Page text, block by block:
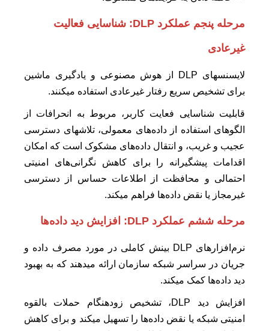
مرحله پنجم عملکرد DLP: شناسایی فعالیت
غیرعادی
لایسنسهای DLP از هوش مصنوعی و یادگیری ماشین
برای تشخیص سریع رفتار غیرعادی استفاده میکنند.
قابلیت شناسایی فعایت کاربر، مربوط به انحرافات از
الگوهای استفاده از داده‌های معمولی، تلاشهای دسترسی
عجیب و غریب، و انتقال داده‌های مشکوک است که امکان
اقدامات پیشگیرانه را برای کاهش نگرانی‌های امنیتی
احتمالی و محافظت از اطلاعات حساس از دسترسی
غیرمجاز یا نقض داده‌ها فراهم میکند.
مرحله ششم عملکرد DLP: افزایش دید داده‌ها
نرم‌افزارهای DLP بینش کاملی در مورد مصرف داده و
جریان در سراسر شبکه سازمان ارائه میدهند که به بهبود
دید داده‌ها کمک میکند.
افزایش دید DLP، تشخیص زودهنگام حملات بالقوه
امنیتی شبکه یا نقض داده‌ها را تسهیل میکند و برای کاهش